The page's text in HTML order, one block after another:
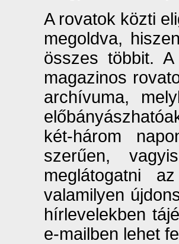
A rovatok közti
megoldva,
összes többit.
magazinos
archívuma,
két-három
szerűen,
meglátogatni
valamilyen
hírlevelekben
e-mailben lehet